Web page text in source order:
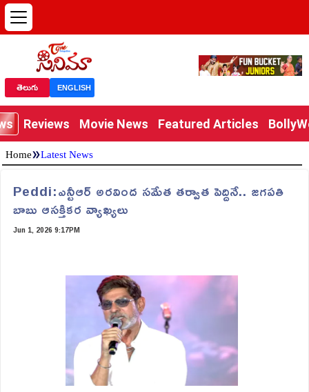
తెలుగు ENGLISH
Reviews Movie News Featured Articles
Home»Latest News
Peddi:ఎన్టీఆర్ అరవింద సమేత తర్వాత పెద్దినే.. జగపతి
బాబు ఆసక్తికర వ్యాఖ్యలు
Jun 1, 2026 9:17PM